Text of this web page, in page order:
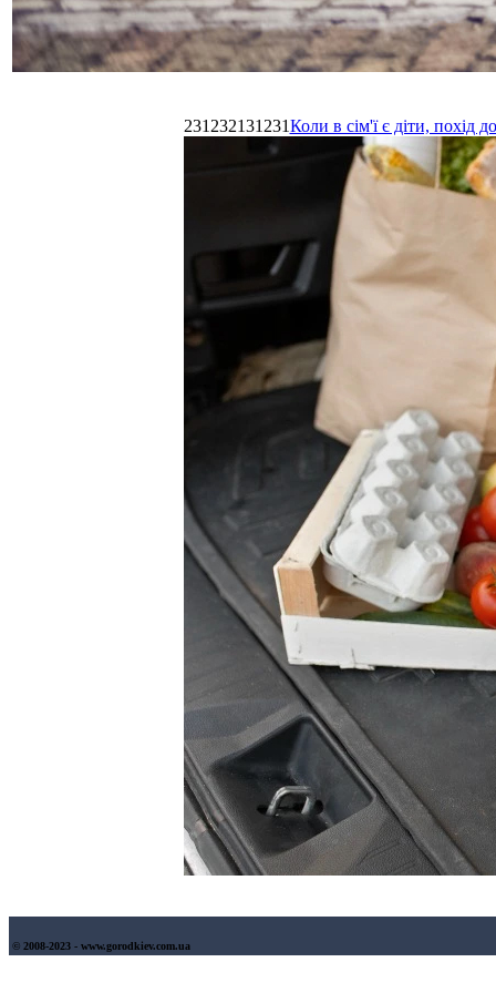
231232131231Коли в сім'ї є діти,
© 2008-2023 - www.gorodkiev.com.ua